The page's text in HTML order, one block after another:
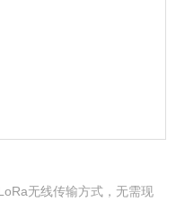
无线传输方式，无需现